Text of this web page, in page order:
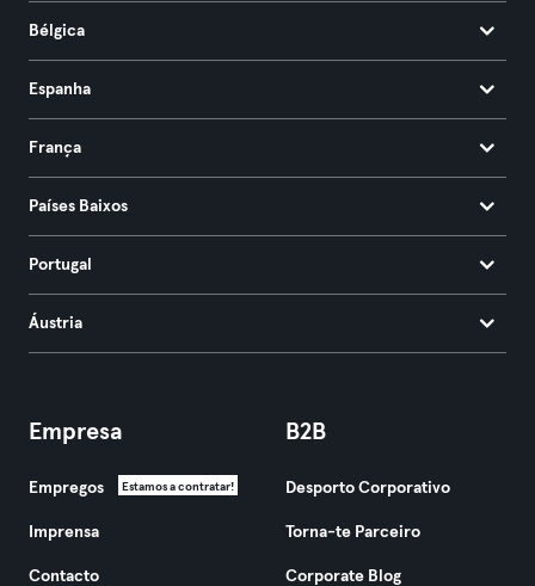
Bélgica
Espanha
França
Países Baixos
Portugal
Áustria
Empresa
Empregos Estamos a contratar!
Imprensa
Contacto
B2B
Desporto Corporativo
Torna-te Parceiro
Corporate Blog